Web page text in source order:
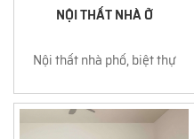
NỘI THẤT NHÀ Ở
Nội thất nhà phố, biệt thự